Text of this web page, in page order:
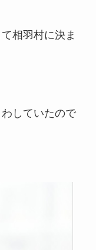
相羽村に決ま
していたので